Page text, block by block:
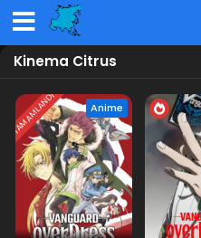
Kinema Citrus
TAMAMLANDI Anime